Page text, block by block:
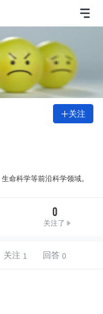
关注
命科学等前沿科学领域。
0
关注了
关注 回答